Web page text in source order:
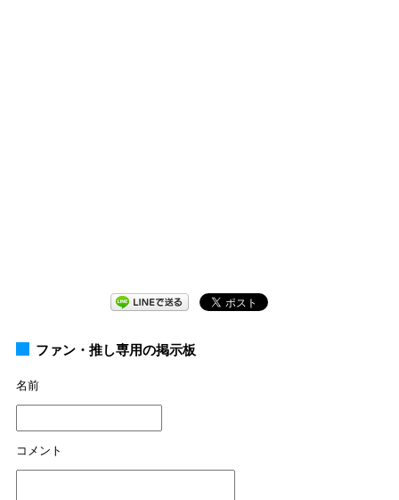
ファン・推し専用の掲示板
名前
コメント